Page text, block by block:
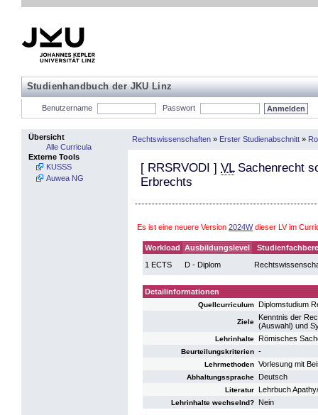
Studienhandbuch der JKU Linz
Benutzername Passwort
Übersicht
Alle Curricula
Externe Tools
KUSSS
Auwea NG
Rechtswissenschaften » Erster Studienabschnitt »
[ RRSRVODI ] VLSachenrecht
Erbrechts
Es ist eine neuere Version 2024Wdieser LV im
Workload Ausbildungslevel
1 ECTS
D - Diplom
Detailinformationen
Quellcurriculum Diplomstudium
Ziele
Kenntnis der
(Auswahl) und
Lehrinhalte Römisches
Beurteilungskriterien -
Lehrmethoden Vorlesung mit
Abhaltungssprache Deutsch
Literatur Lehrbuch
Lehrinhalte wechselnd? Nein